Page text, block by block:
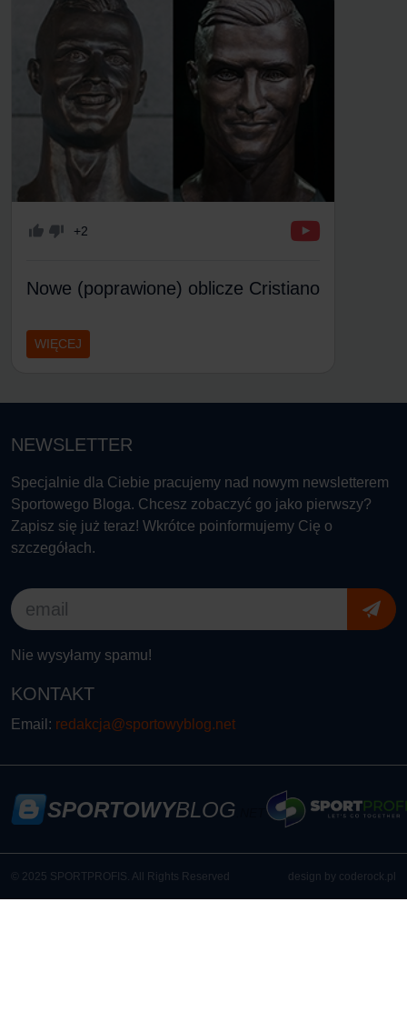
+2
Nowe (poprawione) oblicze Cristiano
WIĘCEJ
NEWSLETTER
Specjalnie dla Ciebie pracujemy nad nowym newsletterem
Sportowego Bloga. Chcesz zobaczyć go jako pierwszy?
Zapisz się już teraz! Wkrótce poinformujemy Cię o
szczegółach.
Nie wysyłamy spamu!
KONTAKT
Email: redakcja@sportowyblog.net
SPORTOWYBLOG
© 2025 SPORTPROFIS. All Rights Reserved design by coderock.pl